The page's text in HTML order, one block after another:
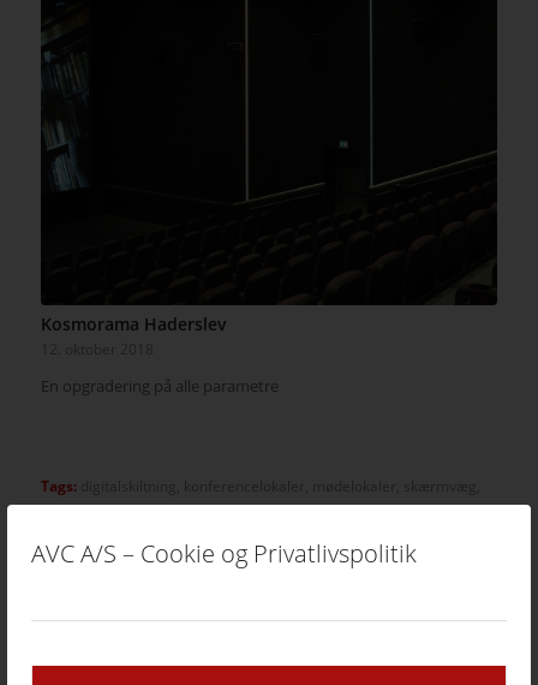
AVC A/S – Cookie og Privatlivspolitik
Kosmorama Haderslev
En opgradering på alle parametre
Tags:
streaming løsninger,videokonference
Share this entry